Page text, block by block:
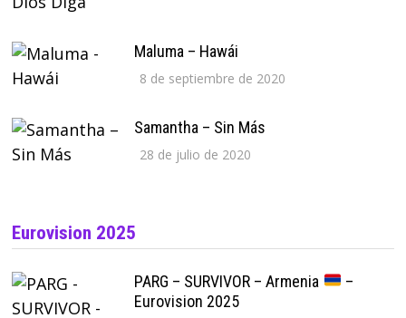
Maluma – Hawái
8 de septiembre de 2020
Samantha – Sin Más
28 de julio de 2020
Eurovision 2025
PARG – SURVIVOR – Armenia
–
Eurovision 2025